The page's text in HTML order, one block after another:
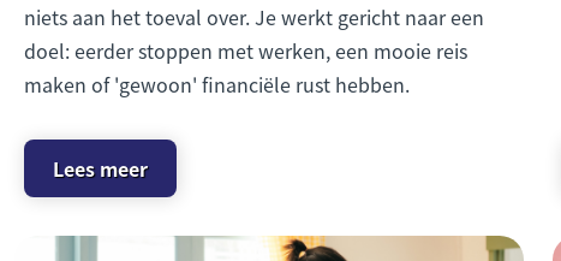
niets aan het toeval over. Je werkt gericht naar een
doel: eerder stoppen met werken, een mooie reis
maken of 'gewoon' financiële rust hebben.
Lees meer